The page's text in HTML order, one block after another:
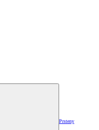
Prsteny